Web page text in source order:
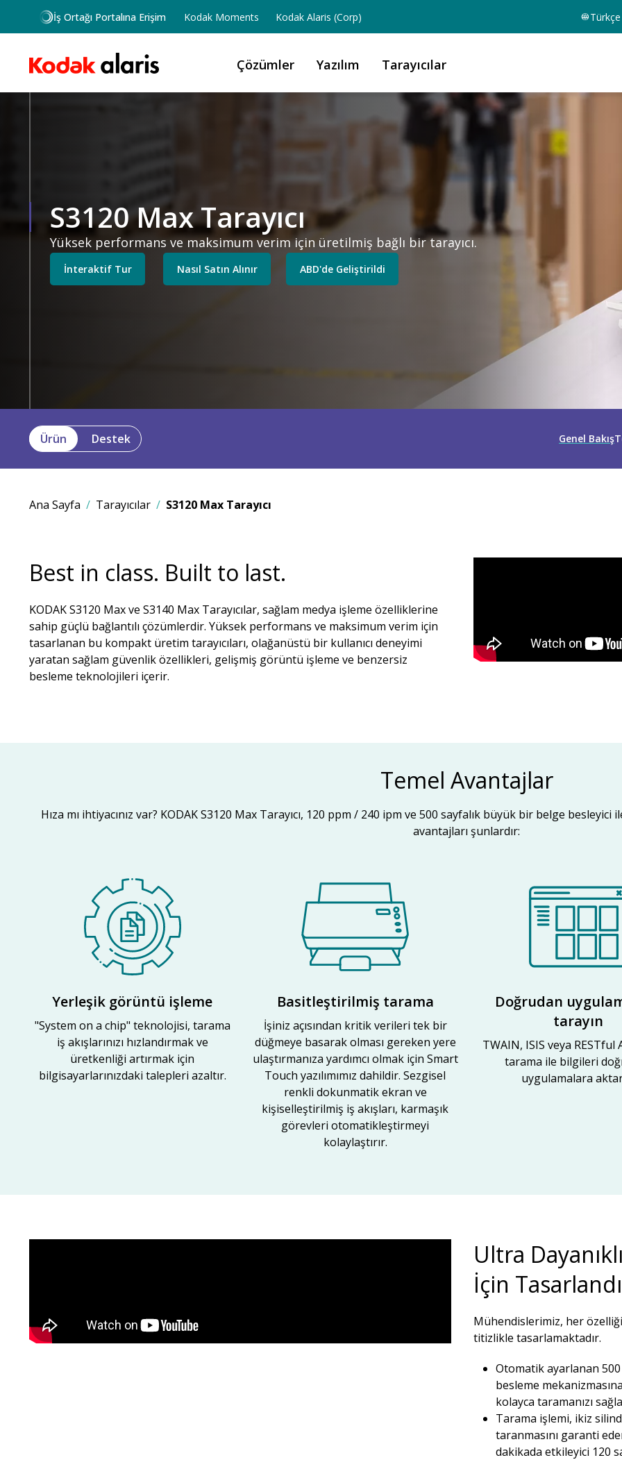
Ana içeriğe atla
İş Ortağı Portalına Erişim Kodak Moments Kodak Alaris (Corp) Türkçe
Çözümler Yazılım Tarayıcılar
S3120 Max Tarayıcı
Yüksek performans ve maksimum verim için üretilmiş bağlı bir tarayıcı.
İnteraktif Tur Nasıl Satın Alınır ABD'de Geliştirildi
Ürün Destek Genel Bakış
Ana Sayfa Tarayıcılar S3120 Max Tarayıcı
Best in class. Built to last.
KODAK S3120 Max ve S3140 Max Tarayıcılar, sağlam medya işleme özelliklerine
sahip güçlü bağlantılı çözümlerdir. Yüksek performans ve maksimum verim için
tasarlanan bu kompakt üretim tarayıcıları, olağanüstü bir kullanıcı deneyimi
yaratan sağlam güvenlik özellikleri, gelişmiş görüntü işleme ve benzersiz
besleme teknolojileri içerir. ​
Temel Avantajlar
Hıza mı ihtiyacınız var? KODAK S3120 Max Tarayıcı, 120 ppm / 240 ipm ve 500 sayfalık büyük bir belge
avantajları şunlardır:
Yerleşik görüntü işleme
"System on a chip" teknolojisi, tarama
iş akışlarınızı hızlandırmak ve
üretkenliği artırmak için
bilgisayarlarınızdaki talepleri azaltır.
Basitleştirilmiş tarama
İşiniz açısından kritik verileri tek bir
düğmeye basarak olması gereken yere
ulaştırmanıza yardımcı olmak için Smart
Touch yazılımımız dahildir. Sezgisel
renkli dokunmatik ekran ve
kişiselleştirilmiş iş akışları, karmaşık
görevleri otomatikleştirmeyi
kolaylaştırır.
Doğrudan
tarayın
TWAIN, ISIS veya RESTful
tarama ile bilgileri
uygulamalara
Ultra
İçin Tasarlandı
Mühendislerimiz, her
titizlikle tasarlamaktadır. ​
Otomatik ayarlanan
besleme
kolayca taramanızı
Tarama işlemi, ikiz
taranmasını garanti
dakikada etkileyici 120